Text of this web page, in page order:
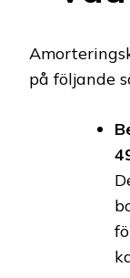
på följande